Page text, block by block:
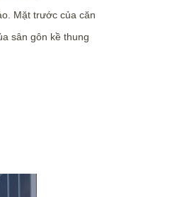
Mặt trước của căn
sân gôn kề thung